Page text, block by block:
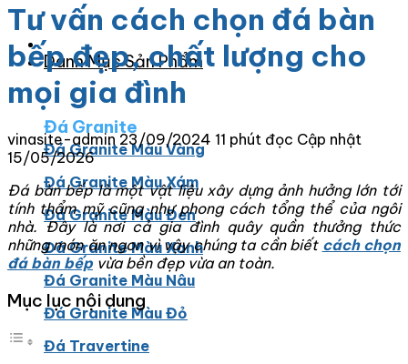
Danh Mục Sản Phẩm
Đá Granite
Đá Granite Màu Vàng
Đá Granite Màu Xám
Đá Granite Màu Đen
Đá Granite Màu Xanh
Đá Granite Màu Nâu
Đá Granite Màu Đỏ
Đá Travertine
Tư vấn cách chọn đá bàn
bếp đẹp, chất lượng cho
mọi gia đình
vinasite-admin 23/09/2024 11 phút đọc Cập nhật
15/05/2026
Đá bàn bếp là một vật liệu xây dựng ảnh hưởng lớn tới
tính thẩm mỹ cũng như phong cách tổng thể của ngôi
nhà. Đây là nơi cả gia đình quây quần thưởng thức
những món ăn ngon vì vậy chúng ta cần biết cách chọn
đá bàn bếp vừa bền đẹp vừa an toàn.
Mục lục nội dung